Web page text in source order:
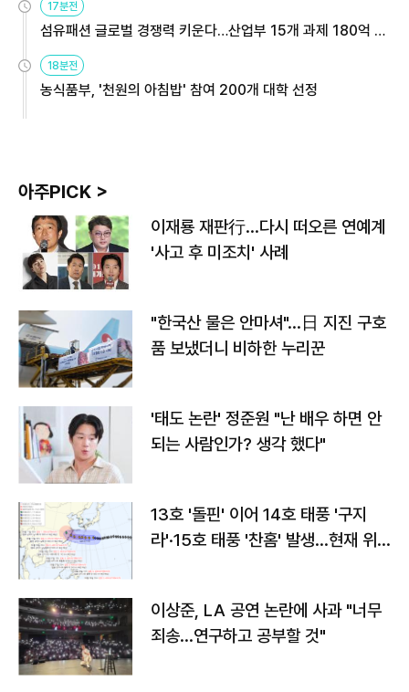
17분전
섬유패션 글로벌 경쟁력 키운다…산업부 15개 과제 180억 지
원
18분전
농식품부, '천원의 아침밥' 참여 200개 대학 선정
아주PICK >
이재룡 재판行…다시 떠오른 연예계
'사고 후 미조치' 사례
"한국산 물은 안마셔"…日 지진 구호
품 보냈더니 비하한 누리꾼
'태도 논란' 정준원 "난 배우 하면 안
되는 사람인가? 생각 했다"
13호 '돌핀' 이어 14호 태풍 '구지
라'·15호 태풍 '찬홈' 발생…현재 위
이상준, LA 공연 논란에 사과 "너무
죄송…연구하고 공부할 것"